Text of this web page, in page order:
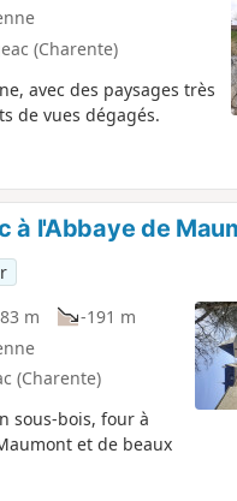
(Charente)
avec des paysages très
de vues dégagés.
à l'Abbaye de
m
-191 m
(Charente)
sous-bois, four à
et de beaux